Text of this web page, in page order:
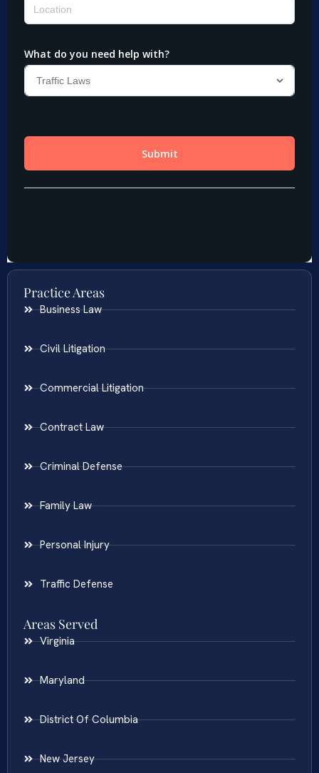
Practice Areas
Business Law
Civil Litigation
Commercial Litigation
Contract Law
Criminal Defense
Family Law
Personal Injury
Traffic Defense
Areas Served
Virginia
Maryland
District Of Columbia
New Jersey